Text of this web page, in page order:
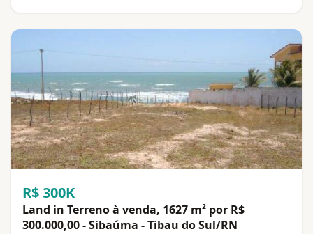
R$ 300K
Land in Terreno à venda, 1627 m² por R$
300.000,00 - Sibaúma - Tibau do Sul/RN